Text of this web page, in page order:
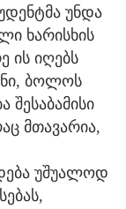
უნდა
ხარისხის
ის იღებს
ბოლოს
შესაბამისი
მთავარია,
უშუალოდ